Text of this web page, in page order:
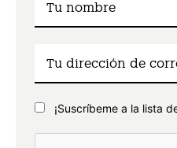
¡Suscríbeme a la lista